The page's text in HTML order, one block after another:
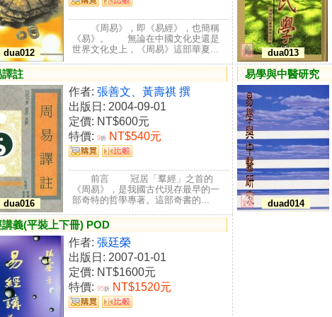
dua012
《周易》，即《易經》，也簡稱
《易》。 無論在中國文化史還是
世界文化史上，《周易》這部華夏...
dua013
註
dua016
作者: 張善文、黃壽祺 撰
出版日: 2004-09-01
定價: NT$600元
特價: 9折 NT$540元
前言 冠居「羣經」之首的
《周易》，是我國古代現存最早的一
部奇特的哲學專著。這部奇書的...
易學與中醫研究
duad014
義(平裝上下冊) POD
作者: 張廷榮
出版日: 2007-01-01
定價: NT$1600元
特價: 95折 NT$1520元